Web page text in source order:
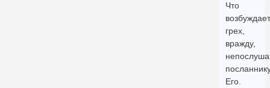
Что
возбуждает
грех,
вражду,
Его.